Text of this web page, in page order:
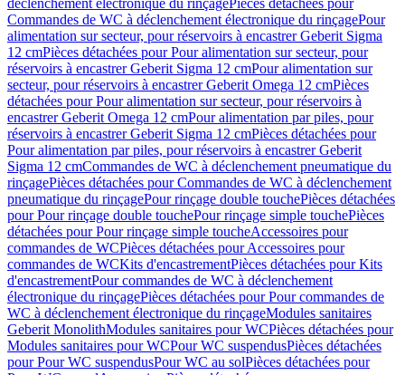
déclenchement électronique du rinçagePièces détachées pour
Commandes de WC à déclenchement électronique du rinçagePour
alimentation sur secteur, pour réservoirs à encastrer Geberit Sigma
12 cmPièces détachées pour Pour alimentation sur secteur, pour
réservoirs à encastrer Geberit Sigma 12 cmPour alimentation sur
secteur, pour réservoirs à encastrer Geberit Omega 12 cmPièces
détachées pour Pour alimentation sur secteur, pour réservoirs à
encastrer Geberit Omega 12 cmPour alimentation par piles, pour
réservoirs à encastrer Geberit Sigma 12 cmPièces détachées pour
Pour alimentation par piles, pour réservoirs à encastrer Geberit
Sigma 12 cmCommandes de WC à déclenchement pneumatique du
rinçagePièces détachées pour Commandes de WC à déclenchement
pneumatique du rinçagePour rinçage double touchePièces détachées
pour Pour rinçage double touchePour rinçage simple touchePièces
détachées pour Pour rinçage simple toucheAccessoires pour
commandes de WCPièces détachées pour Accessoires pour
commandes de WCKits d'encastrementPièces détachées pour Kits
d'encastrementPour commandes de WC à déclenchement
électronique du rinçagePièces détachées pour Pour commandes de
WC à déclenchement électronique du rinçageModules sanitaires
Geberit MonolithModules sanitaires pour WCPièces détachées pour
Modules sanitaires pour WCPour WC suspendusPièces détachées
pour Pour WC suspendusPour WC au solPièces détachées pour